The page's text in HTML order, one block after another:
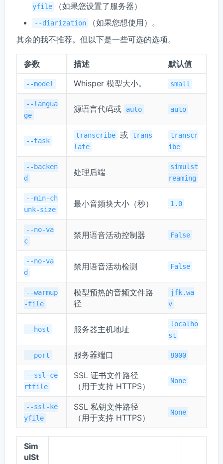
yfile
（如果您设置了服务器）
--diarization
（如果您想使用）。
其余的我不推荐。但以下是一些可选的选项。
参数 描述 默认值
--model Whisper 模型大小。 small
--langua
ge
源语言代码或 auto auto
--task
transcribe 或
trans
late
transcr
ibe
--backen
d
处理后端
simulst
reaming
--min-ch
unk-size
最小音频块大小（秒） 1.0
--no-va
c
禁用语音活动控制器 False
--no-va
d
禁用语音活动检测 False
--warmup
-file
模型预热的音频文件路
径
jfk.wa
v
--host 服务器主机地址
localho
st
--port 服务器端口 8000
--ssl-ce
rtfile
SSL 证书文件路径
（用于支持 HTTPS）
None
--ssl-ke
yfile
SSL 私钥文件路径
（用于支持 HTTPS）
None
Sim
ulSt